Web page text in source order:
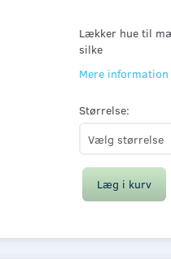
Lækker hue til
silke
Mere information
Størrelse:
Læg i kurv